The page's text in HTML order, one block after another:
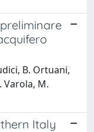
B. Ortuani,
Varola, M.
Italy